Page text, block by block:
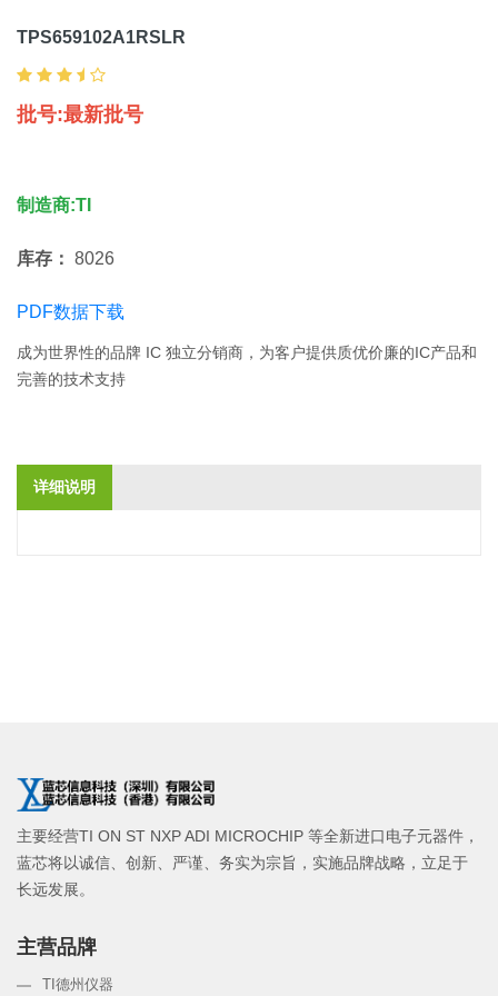
TPS659102A1RSLR
批号:最新批号
制造商:TI
库存： 8026
PDF数据下载
成为世界性的品牌 IC 独立分销商，为客户提供质优价廉的IC产品和
完善的技术支持
详细说明
主要经营TI ON ST NXP ADI MICROCHIP 等全新进口电子元器件，
蓝芯将以诚信、创新、严谨、务实为宗旨，实施品牌战略，立足于
长远发展。
主营品牌
TI德州仪器